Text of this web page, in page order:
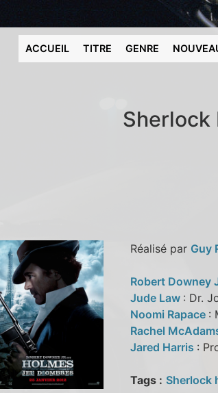
ACCUEIL TITRE GENRE
Sherlock
Réalisé par Guy
Robert Downey
Jude Law : Dr.
Noomi Rapace :
Rachel
Jared Harris :
Tags : Sherlock